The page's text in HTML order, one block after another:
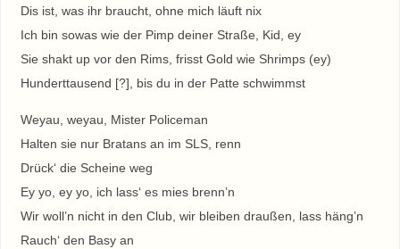
Dis ist, was ihr braucht, ohne mich läuft nix
Ich bin sowas wie der Pimp deiner Straße, Kid, ey
Sie shakt up vor den Rims, frisst Gold wie Shrimps (ey)
Hunderttausend [?], bis du in der Patte schwimmst
Weyau, weyau, Mister Policeman
Halten sie nur Bratans an im SLS, renn
Drück‘ die Scheine weg
Ey yo, ey yo, ich lass‘ es mies brenn’n
Wir woll’n nicht in den Club, wir bleiben draußen, lass häng’n
Rauch‘ den Basy an